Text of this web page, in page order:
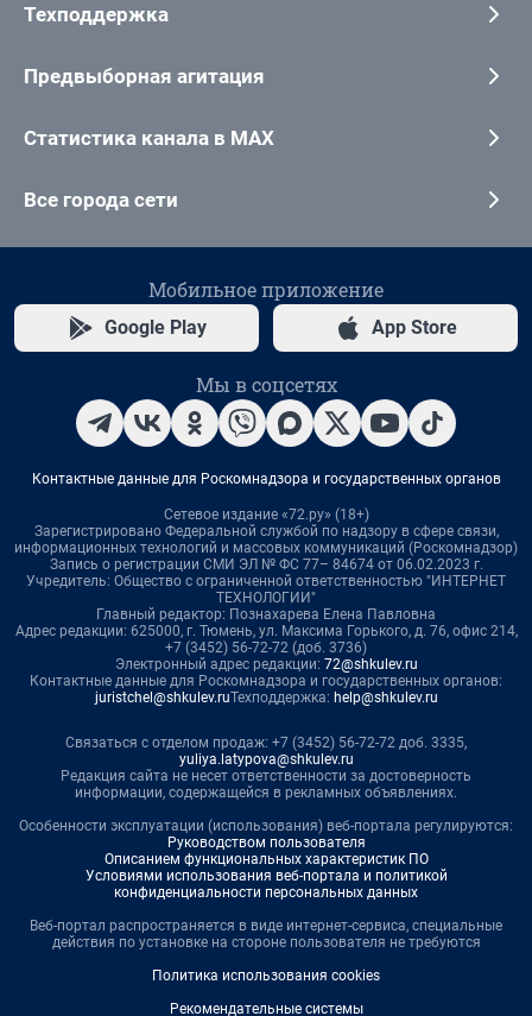
Техподдержка
Предвыборная агитация
Статистика канала в MAX
Все города сети
Мобильное приложение
Google Play App Store
Мы в соцсетях
Контактные данные для Роскомнадзора и государственных органов
Сетевое издание «72.ру» (18+)
Зарегистрировано Федеральной службой по надзору в сфере связи,
информационных технологий и массовых коммуникаций (Роскомнадзор)
Запись о регистрации СМИ ЭЛ № ФС 77– 84674 от 06.02.2023 г.
Учредитель: Общество с ограниченной ответственностью "ИНТЕРНЕТ
ТЕХНОЛОГИИ"
Главный редактор: Познахарева Елена Павловна
Адрес редакции: 625000, г. Тюмень, ул. Максима Горького, д. 76, офис 214,
+7 (3452) 56-72-72 (доб. 3736)
Электронный адрес редакции: 72@shkulev.ru
Контактные данные для Роскомнадзора и государственных органов:
juristchel@shkulev.ruТехподдержка: help@shkulev.ru
Связаться с отделом продаж: +7 (3452) 56-72-72 доб. 3335,
yuliya.latypova@shkulev.ru
Редакция сайта не несет ответственности за достоверность
информации, содержащейся в рекламных объявлениях.
Особенности эксплуатации (использования) веб-портала регулируются:
Руководством пользователя
Описанием функциональных характеристик ПО
Условиями использования веб-портала и политикой
конфиденциальности персональных данных
Веб-портал распространяется в виде интернет-сервиса, специальные
действия по установке на стороне пользователя не требуются
Политика использования cookies
Рекомендательные системы